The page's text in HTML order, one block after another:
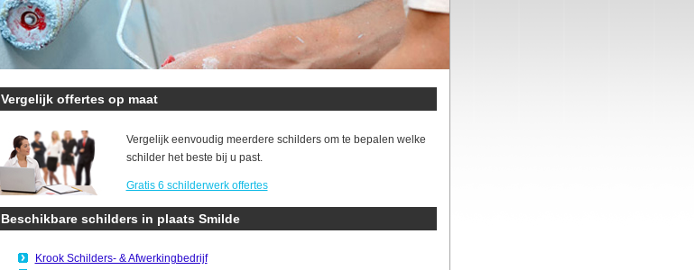
Vergelijk offertes op maat
Vergelijk eenvoudig meerdere schilders om te bepalen welke
schilder het beste bij u past.
Gratis 6 schilderwerk offertes
Beschikbare schilders in plaats Smilde
Krook Schilders- & Afwerkingbedrijf